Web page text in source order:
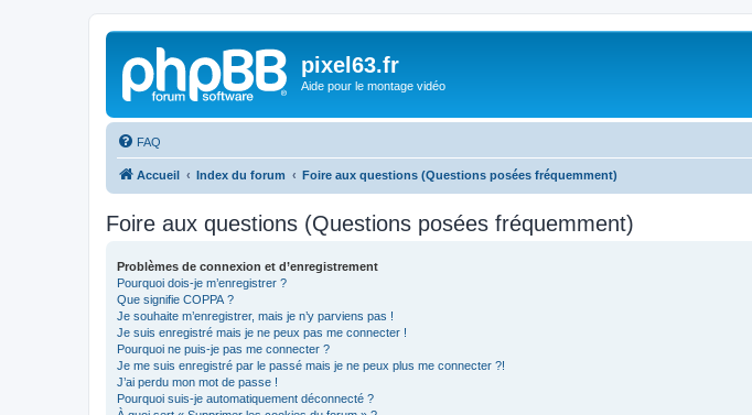
pixel63.fr
Aide pour le montage vidéo
FAQ
Accueil Index du forum Foire aux questions (Questions posées fréquemment)
Foire aux questions (Questions posées fréquemment)
Problèmes de connexion et d’enregistrement
Pourquoi dois-je m’enregistrer ?
Que signifie COPPA ?
Je souhaite m’enregistrer, mais je n’y parviens pas !
Je suis enregistré mais je ne peux pas me connecter !
Pourquoi ne puis-je pas me connecter ?
Je me suis enregistré par le passé mais je ne peux plus me connecter ?!
J’ai perdu mon mot de passe !
Pourquoi suis-je automatiquement déconnecté ?